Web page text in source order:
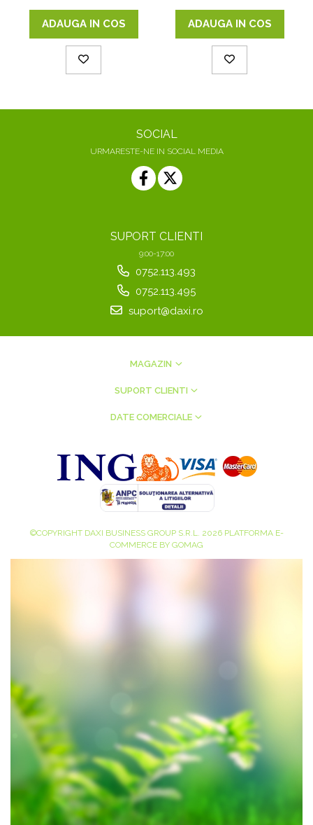
ADAUGA IN COS ADAUGA IN COS
SOCIAL
URMARESTE-NE IN SOCIAL MEDIA
SUPORT CLIENTI
9:00-17:00
0752.113.493
0752.113.495
suport@daxi.ro
MAGAZIN
SUPORT CLIENTI
DATE COMERCIALE
©COPYRIGHT DAXI BUSINESS GROUP S.R.L. 2026 PLATFORMA E-
COMMERCE BY GOMAG